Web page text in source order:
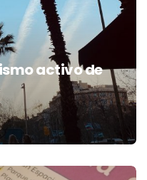
activo de